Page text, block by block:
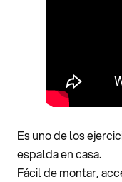
Es uno de los
espalda en casa.
Fácil de montar,